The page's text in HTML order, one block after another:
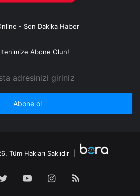
- Son Dakika Haber
Abone Olun!
Tüm Hakları Saklıdır |
Twitter YouTubeInstagram